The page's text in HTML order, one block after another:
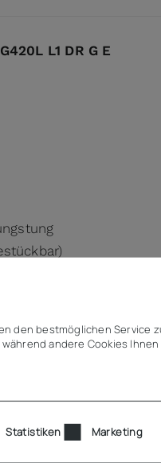
L1 DR G E
den bestmöglichen
andere Cookies
Statistiken Marketing